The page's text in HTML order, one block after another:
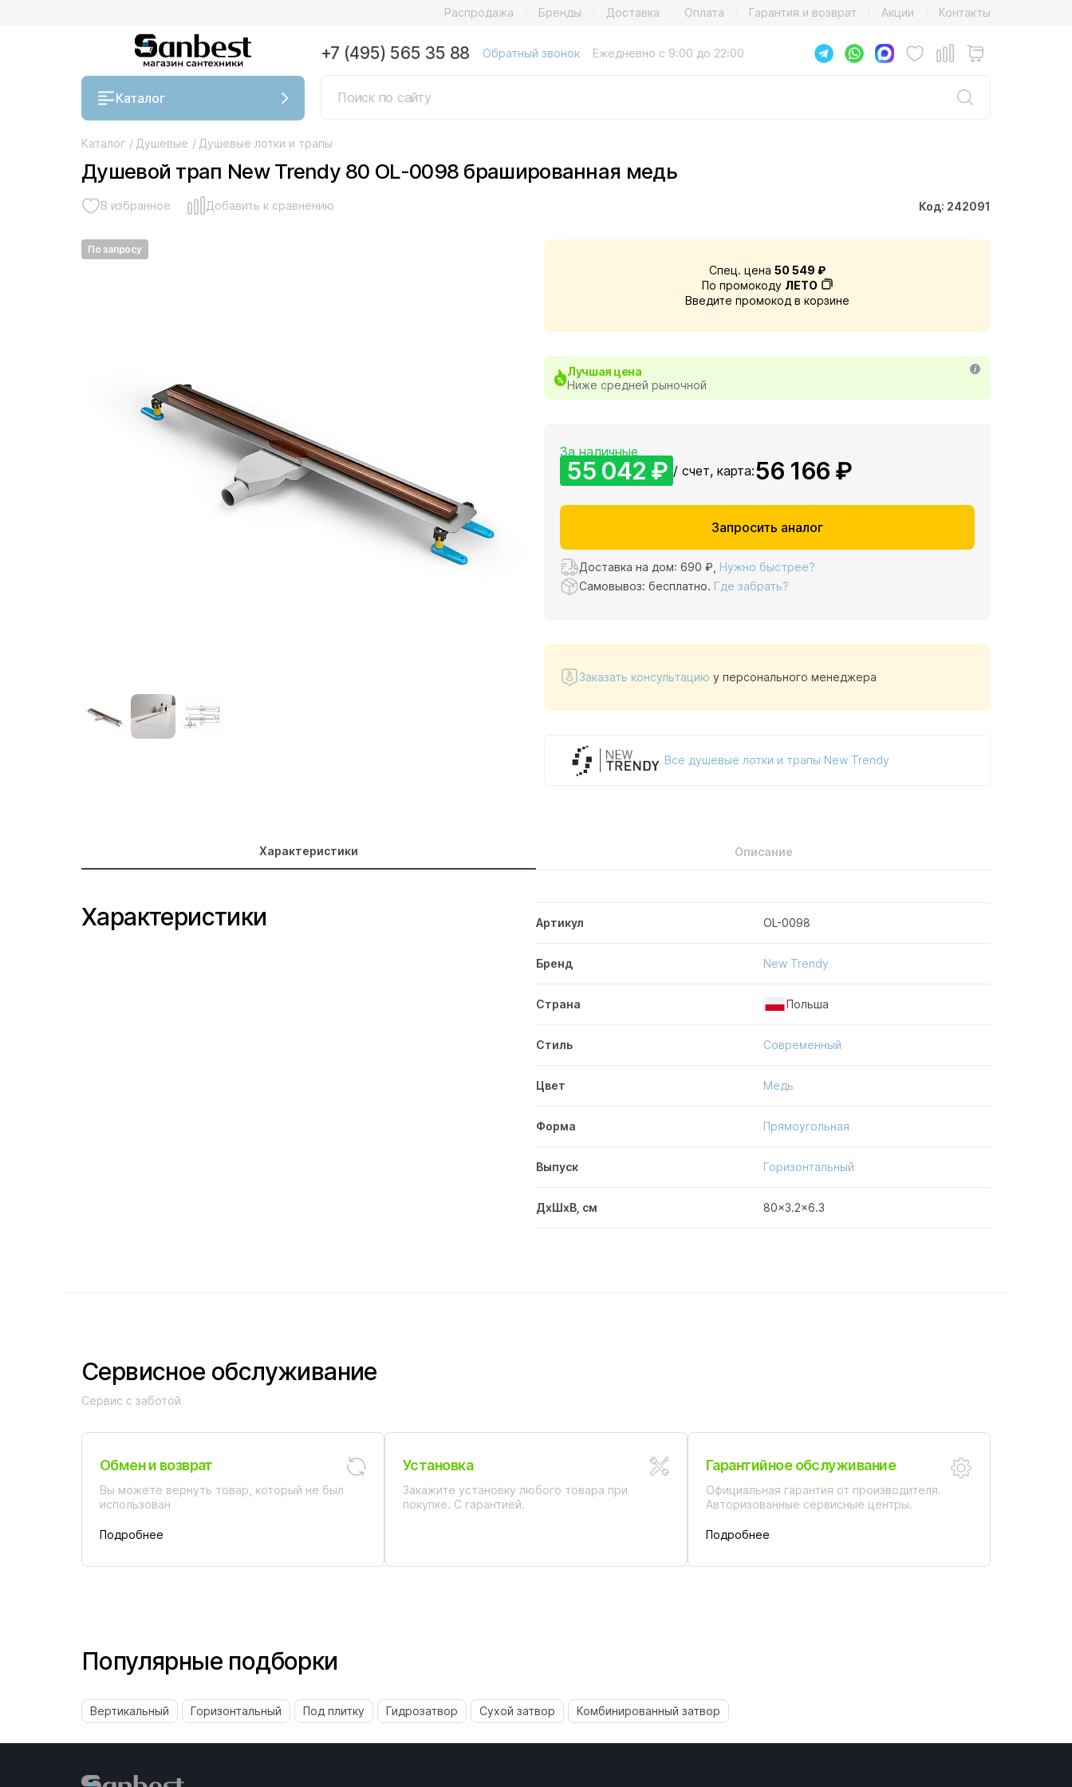
Распродажа Бренды Доставка Оплата Гарантия и возврат Акции Контакты
Каталог
+7 (495) 565 35 88 Обратный звонок Ежедневно с 9:00 до 22:00
Каталог / Душевые / Душевые лотки и трапы
Душевой трап New Trendy 80 OL-0098 брашированная медь
В избранное Добавить к сравнению Код: 242091
По запросу
Спец. цена 50 549 ₽
По промокоду ЛЕТО
Введите промокод в корзине
Лучшая цена
Ниже средней рыночной
За наличные
55 042 ₽ / счет, карта:56 166 ₽
Запросить аналог
Доставка на дом: 690 ₽ Нужно быстрее?
Самовывоз: бесплатно. Где забрать?
Заказать консультацию у персонального менеджера
Все душевые лотки и трапы New Trendy
Характеристики Описание
Характеристики Артикул OL-0098
Бренд New Trendy
Страна Польша
Стиль Современный
Цвет Медь
Форма Прямоугольная
Выпуск Горизонтальный
ДxШxВ, см 80x3.2x6.3
Сервисное обслуживание
Сервис с заботой
Обмен и возврат
Вы можете вернуть товар, который не был
использован
Подробнее
Установка
Закажите установку любого товара при
покупке. С гарантией.
Гарантийное обслуживание
Официальная гарантия от производителя.
Авторизованные сервисные центры.
Подробнее
Популярные подборки
Вертикальный Горизонтальный Под плитку Гидрозатвор Сухой затвор Комбинированный затвор